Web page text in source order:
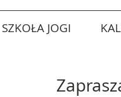
SZKOŁA JOGI